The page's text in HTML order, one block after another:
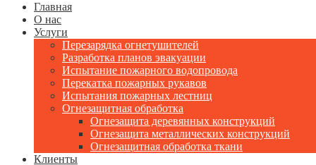
Главная
О нас
Услуги
Перезарядка огнетушителей
Разработка планов эвакуации
Испытание пожарного водопровода
Перекатка пожарных рукавов
Испытания пожарных лестниц
Огнезащитная обработка
Огнезащита деревянных конструкций
Огнезащита металлических конструкций
Огнезащитная обработка ткани
Клиенты